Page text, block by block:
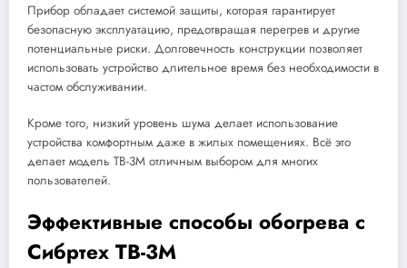
Прибор обладает системой защиты, которая гарантирует
безопасную эксплуатацию, предотвращая перегрев и другие
потенциальные риски. Долговечность конструкции позволяет
использовать устройство длительное время без необходимости в
частом обслуживании.
Кроме того, низкий уровень шума делает использование
устройства комфортным даже в жилых помещениях. Всё это
делает модель ТВ-3М отличным выбором для многих
пользователей.
Эффективные способы обогрева с
Сибртех ТВ-3М